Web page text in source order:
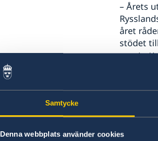
Samtycke
Denna webbplats använder cookies
– Årets
året
stödet
emot att
Vidare
framåt
–